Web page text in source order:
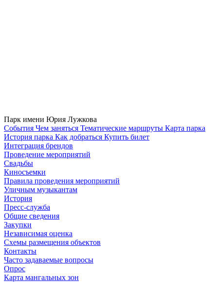
Парк имени Юрия Лужкова
Cобытия Чем заняться Тематические маршруты Карта парка
История парка Как добраться Купить билет
Интеграция брендов
Проведение мероприятий
Свадьбы
Киносъемки
Правила проведения мероприятий
Уличным музыкантам
История
Пресс-служба
Общие сведения
Закупки
Независимая оценка
Схемы размещения объектов
Контакты
Часто задаваемые вопросы
Опрос
Карта мангальных зон